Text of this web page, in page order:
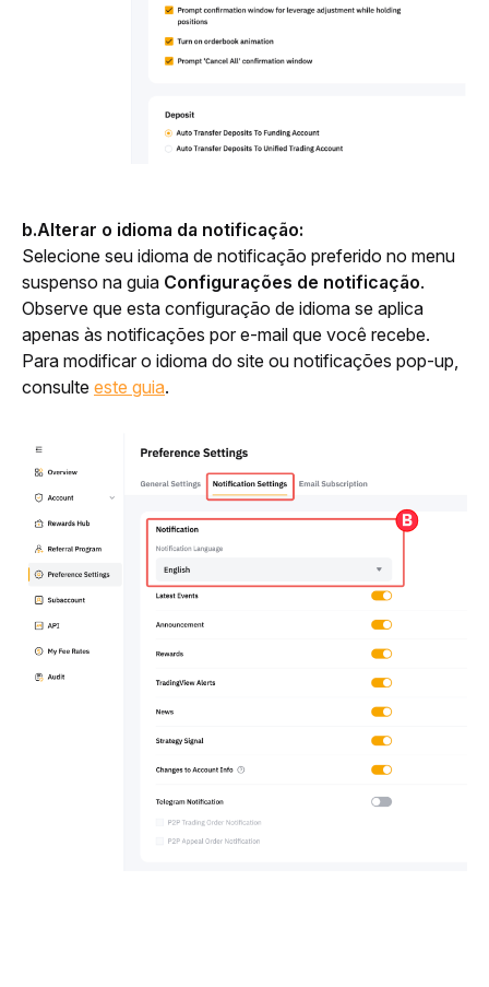
b.Alterar o idioma da notificação:
Selecione seu idioma de notificação preferido no menu
suspenso na guia Configurações de notificação.
Observe que esta configuração de idioma se aplica
apenas às notificações por e-mail que você recebe.
Para modificar o idioma do site ou notificações pop-up,
consulte este guia.